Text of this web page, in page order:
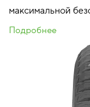
максимальной
Подробнее